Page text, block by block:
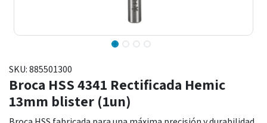
SKU: 885501300
Broca HSS 4341 Rectificada Hemic
13mm blister (1un)